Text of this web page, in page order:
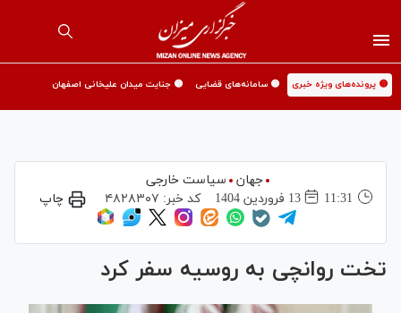
🟡 پرونده‌های ویژه خبری 🟡 سامانه‌های قضایی 🟡 جنایت میدان علیخانی اصفهان
جهان
سیاست خارجی
11:31
13 فروردين 1404 کد خبر: ۴۸۲۸۳۰۷ چاپ
تخت روانچی به روسیه سفر کرد